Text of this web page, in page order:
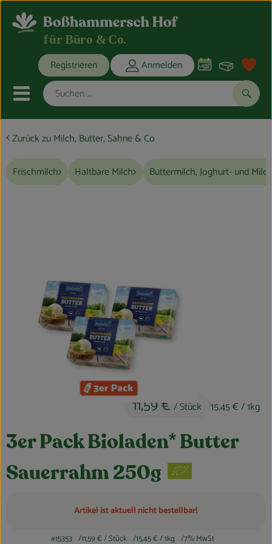
Registrieren Anmelden
Mobiles Menu öffnen oder
Obst & Gemüse
Frühstückspause
Feierlichkeiten & Geschenke
Nützliches
Großküche
Zurück zu Milch, Butter, Sahne & Co
Frischmilch Haltbare Milch Buttermilch, Joghurt- und
3er Pack Bioladen* Butter
Sauerrahm 250g
11,59 € / Stück 15,45 €/ 1kg
Artikel ist aktuell nicht bestellbar!
#15353 11,59 €/ Stück 15,45 €/ 1kg 7% MwSt